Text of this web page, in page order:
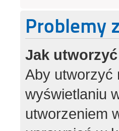
Problemy
Jak
Aby utworzyć
wyświetlaniu
utworzeniem